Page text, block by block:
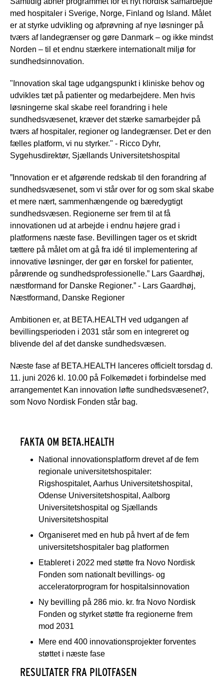
med hospitaler i Sverige, Norge, Finland og Island. Målet
er at styrke udvikling og afprøvning af nye løsninger på
tværs af landegrænser og gøre Danmark – og ikke mindst
Norden – til et endnu stærkere internationalt miljø for
sundhedsinnovation.
"Innovation skal tage udgangspunkt i kliniske behov og
udvikles tæt på patienter og medarbejdere. Men hvis
løsningerne skal skabe reel forandring i hele
sundhedsvæsenet, kræver det stærke samarbejder på
tværs af hospitaler, regioner og landegrænser. Det er den
fælles platform, vi nu styrker." - Ricco Dyhr,
Sygehusdirektør, Sjællands Universitetshospital
”Innovation er et afgørende redskab til den forandring af
sundhedsvæsenet, som vi står over for og som skal skabe
et mere nært, sammenhængende og bæredygtigt
sundhedsvæsen. Regionerne ser frem til at få
innovationen ud at arbejde i endnu højere grad i
platformens næste fase. Bevillingen tager os et skridt
tættere på målet om at gå fra idé til implementering af
innovative løsninger, der gør en forskel for patienter,
pårørende og sundhedsprofessionelle.” Lars Gaardhøj,
næstformand for Danske Regioner.” - Lars Gaardhøj,
Næstformand, Danske Regioner
Ambitionen er, at BETA.HEALTH ved udgangen af
bevillingsperioden i 2031 står som en integreret og
blivende del af det danske sundhedsvæsen.
Næste fase af BETA.HEALTH lanceres officielt torsdag d.
11. juni 2026 kl. 10.00 på Folkemødet i forbindelse med
arrangementet Kan innovation løfte sundhedsvæsenet?,
som Novo Nordisk Fonden står bag.
FAKTA OM BETA.HEALTH
National innovationsplatform drevet af de fem
regionale universitetshospitaler:
Rigshospitalet, Aarhus Universitetshospital,
Odense Universitetshospital, Aalborg
Universitetshospital og Sjællands
Universitetshospital
Organiseret med en hub på hvert af de fem
universitetshospitaler bag platformen
Etableret i 2022 med støtte fra Novo Nordisk
Fonden som nationalt bevillings- og
acceleratorprogram for hospitalsinnovation
Ny bevilling på 286 mio. kr. fra Novo Nordisk
Fonden og styrket støtte fra regionerne frem
mod 2031
Mere end 400 innovationsprojekter forventes
støttet i næste fase
RESULTATER FRA PILOTFASEN